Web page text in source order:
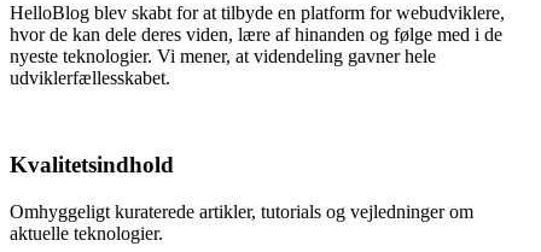
HelloBlog blev skabt for at tilbyde en platform for webudviklere,
hvor de kan dele deres viden, lære af hinanden og følge med i de
nyeste teknologier. Vi mener, at videndeling gavner hele
udviklerfællesskabet.
Kvalitetsindhold
Omhyggeligt kuraterede artikler, tutorials og vejledninger om
aktuelle teknologier.